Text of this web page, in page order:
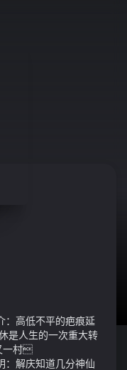
：高低不平的疤痕延
是人生的一次重大转
一村
：解庆知道几分神仙